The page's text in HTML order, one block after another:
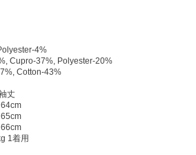
4%
Cupro-37%, Polyester-20%
Cotton-43%
丈
1着用